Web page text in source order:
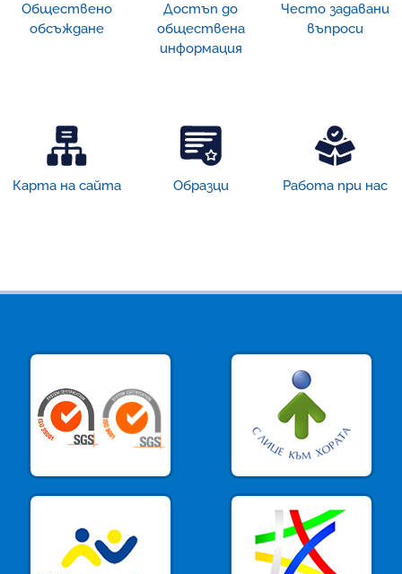
Обществено
обсъждане
Достъп дo
обществена
информация
Често задавани
въпроси
Карта на сайта Образци Работа при нас